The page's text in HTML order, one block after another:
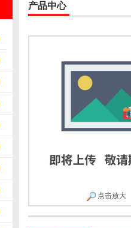
产品中心
点击放大